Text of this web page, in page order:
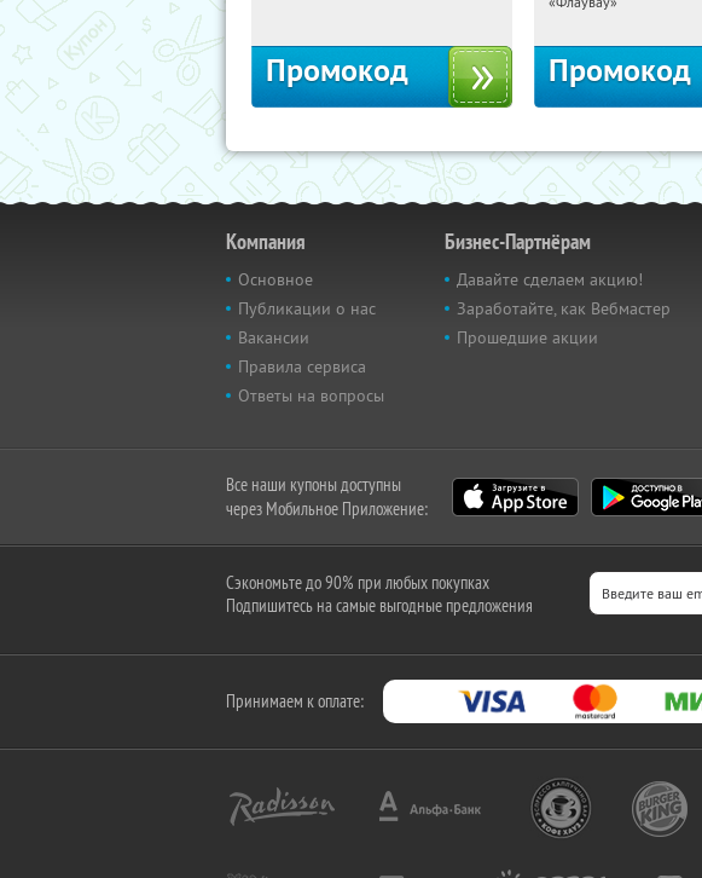
Промокод Промокод
Компания
Основное
Публикации о нас
Вакансии
Правила сервиса
Ответы на вопросы
Бизнес-Партнёрам
Давайте сделаем акцию!
Заработайте, как Вебмастер
Прошедшие акции
Все наши купоны доступны
через Мобильное Приложение:
Сэкономьте до 90% при любых покупках
Подпишитесь на самые выгодные предложения
Принимаем к оплате: